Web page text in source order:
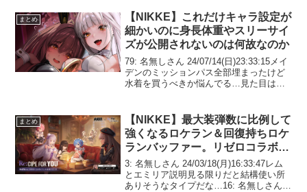
まとめ
【NIKKE】これだけキャラ設定が
細かいのに身長体重やスリーサイ
ズが公開されないのは何故なのか
79: 名無しさん 24/07/14(日)23:33:15メイ
デンのミッションパス全部埋まったけど
水着を買うべきか悩んでる…見た目は最
俺...
まとめ
【NIKKE】最大装弾数に比例して
強くなるロケラン＆回復持ちロケ
ランバッファー。リゼロコラボの
エミリアとレムは性能的にも引く
価値がありそう？
3: 名無しさん 24/03/18(月)16:33:47レム
とエミリア説明見る限りだと結構使い所
ありそうなタイプだな…16: 名無しさん